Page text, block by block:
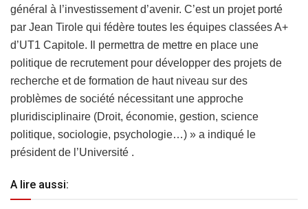
général à l’investissement d’avenir. C’est un projet porté
par Jean Tirole qui fédère toutes les équipes classées A+
d’UT1 Capitole. Il permettra de mettre en place une
politique de recrutement pour développer des projets de
recherche et de formation de haut niveau sur des
problèmes de société nécessitant une approche
pluridisciplinaire (Droit, économie, gestion, science
politique, sociologie, psychologie…) » a indiqué le
président de l’Université .
A lire aussi: